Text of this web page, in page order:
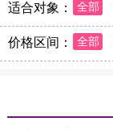
适合对象： 全部
价格区间： 全部